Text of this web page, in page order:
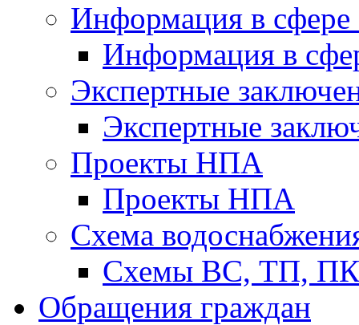
Информация в сфере
Информация в
Экспертные
Экспертные
Проекты НПА
Проекты НПА
Схема
Схемы ВС, ТП,
Обращения граждан